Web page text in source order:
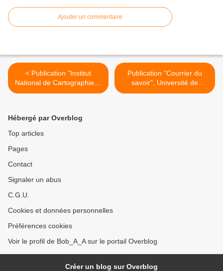
Ajouter un commentaire
< Publication "Institut
National de Cartographie et
de
Publication "Courrier du
savoir", Université de
Biskra, Algérie >
Hébergé par Overblog
Top articles
Pages
Contact
Signaler un abus
C.G.U.
Cookies et données personnelles
Préférences cookies
Voir le profil de Bob_A_A sur le portail Overblog
Créer un blog sur Overblog